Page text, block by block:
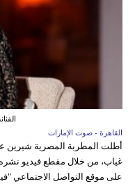
القاهرة - صوت الإمارات
أطلت المطربة المصرية شيرين
غياب، من خلال مقطع فيديو
على موقع التواصل الاجتماعي